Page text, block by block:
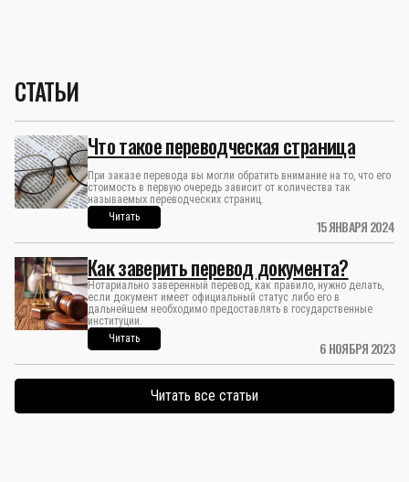
СТАТЬИ
15 ЯНВАРЯ 2024
Что такое переводческая страница
При заказе перевода вы могли обратить внимание на то, что его
стоимость в первую очередь зависит от количества так
называемых переводческих страниц.
Читать
6 НОЯБРЯ 2023
Как заверить перевод документа?
Нотариально заверенный перевод, как правило, нужно делать,
если документ имеет официальный статус либо его в
дальнейшем необходимо предоставлять в государственные
институции.
Читать
Читать все статьи